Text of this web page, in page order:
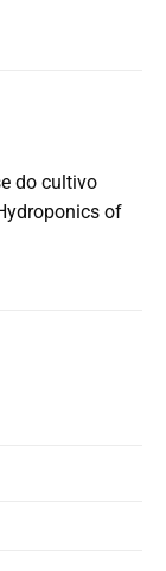
do cultivo
of